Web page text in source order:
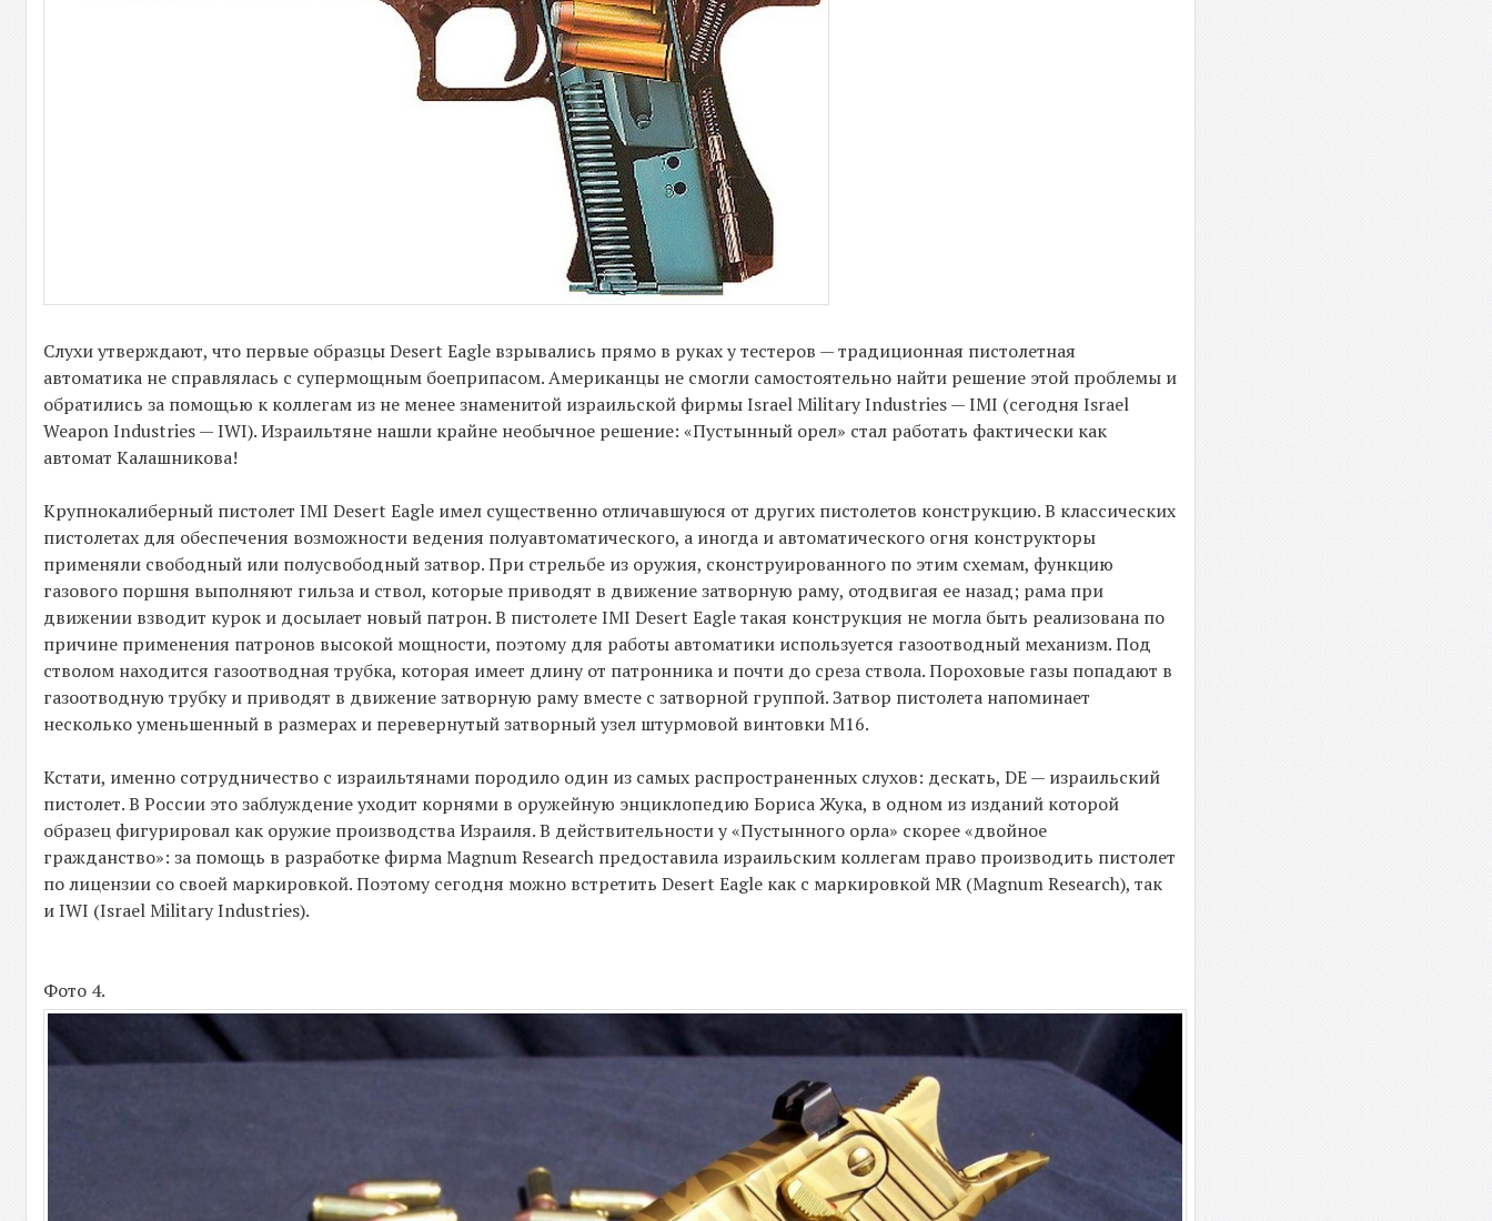
Слухи утверждают, что первые образцы Desert Eagle взрывались прямо в руках у тестеров — традиционная пистолетная
автоматика не справлялась с супермощным боеприпасом. Американцы не смогли самостоятельно найти решение этой проблемы и
обратились за помощью к коллегам из не менее знаменитой израильской фирмы Israel Military Industries — IMI (сегодня Israel
Weapon Industries — IWI). Израильтяне нашли крайне необычное решение: «Пустынный орел» стал работать фактически как
автомат Калашникова!
Крупнокалиберный пистолет IMI Desert Eagle имел существенно отличавшуюся от других пистолетов конструкцию. В классических
пистолетах для обеспечения возможности ведения полуавтоматического, а иногда и автоматического огня конструкторы
применяли свободный или полусвободный затвор. При стрельбе из оружия, сконструированного по этим схемам, функцию
газового поршня выполняют гильза и ствол, которые приводят в движение затворную раму, отодвигая ее назад; рама при
движении взводит курок и досылает новый патрон. В пистолете IMI Desert Eagle такая конструкция не могла быть реализована по
причине применения патронов высокой мощности, поэтому для работы автоматики используется газоотводный механизм. Под
стволом находится газоотводная трубка, которая имеет длину от патронника и почти до среза ствола. Пороховые газы попадают в
газоотводную трубку и приводят в движение затворную раму вместе с затворной группой. Затвор пистолета напоминает
несколько уменьшенный в размерах и перевернутый затворный узел штурмовой винтовки М16.
Кстати, именно сотрудничество с израильтянами породило один из самых распространенных слухов: дескать, DE — израильский
пистолет. В России это заблуждение уходит корнями в оружейную энциклопедию Бориса Жука, в одном из изданий которой
образец фигурировал как оружие производства Израиля. В действительности у «Пустынного орла» скорее «двойное
гражданство»: за помощь в разработке фирма Magnum Research предоставила израильским коллегам право производить пистолет
по лицензии со своей маркировкой. Поэтому сегодня можно встретить Desert Eagle как с маркировкой MR (Magnum Research), так
и IWI (Israel Military Industries).
Фото 4.